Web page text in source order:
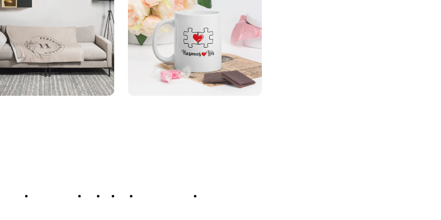
Personaliseeri Personaliseeri
Õpetajale Koolilõpetajale Meist KKK Blogi Privaatsuspoliitika